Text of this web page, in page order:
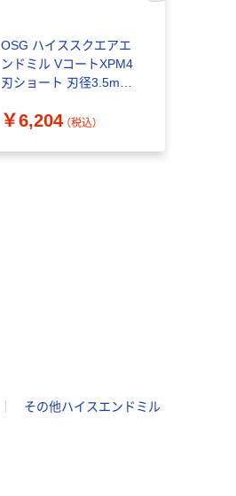
OSG ハイススクエアエ
ンドミル VコートXPM4
刃ショート 刃径3.5mm
XPM-EMS-3.5 1本（直送
￥6,204 （税込）
その他ハイスエンドミル